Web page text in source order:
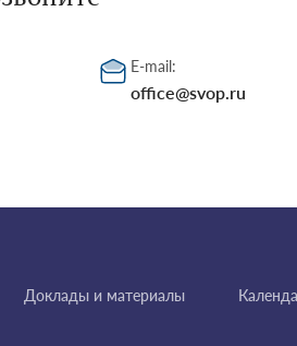
E-mail:
office@svop.ru
Доклады и материалы